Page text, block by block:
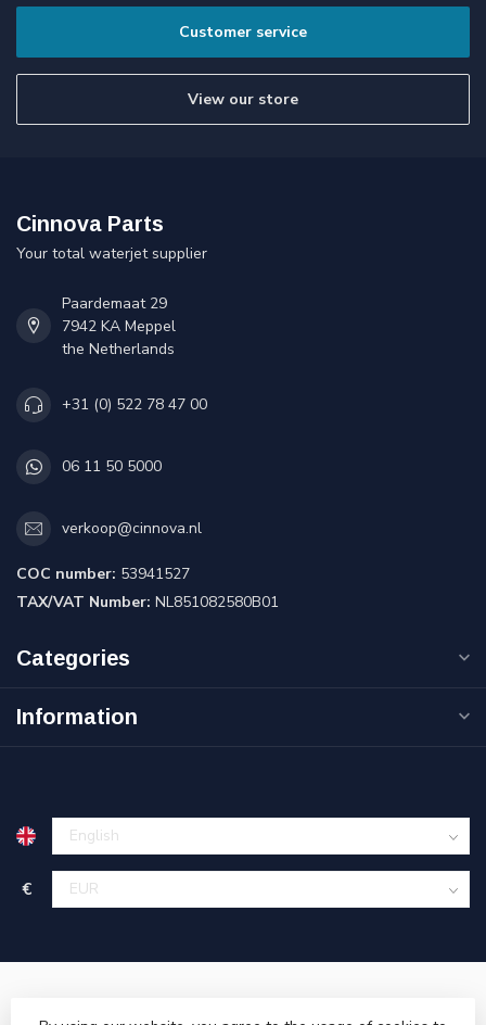
Customer service
View our store
Cinnova Parts
Your total waterjet supplier
Paardemaat 29
7942 KA Meppel
the Netherlands
+31 (0) 522 78 47 00
06 11 50 5000
verkoop@cinnova.nl
COC number: 53941527
TAX/VAT Number: NL851082580B01
Categories
Information
€